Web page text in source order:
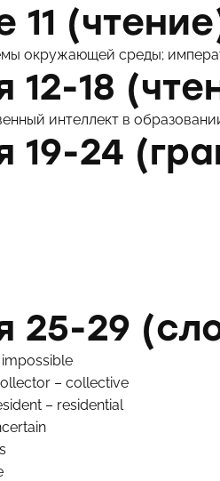
11
окружающей среды;
12-18
интеллект в
19-24
25-29
– collective
– residential